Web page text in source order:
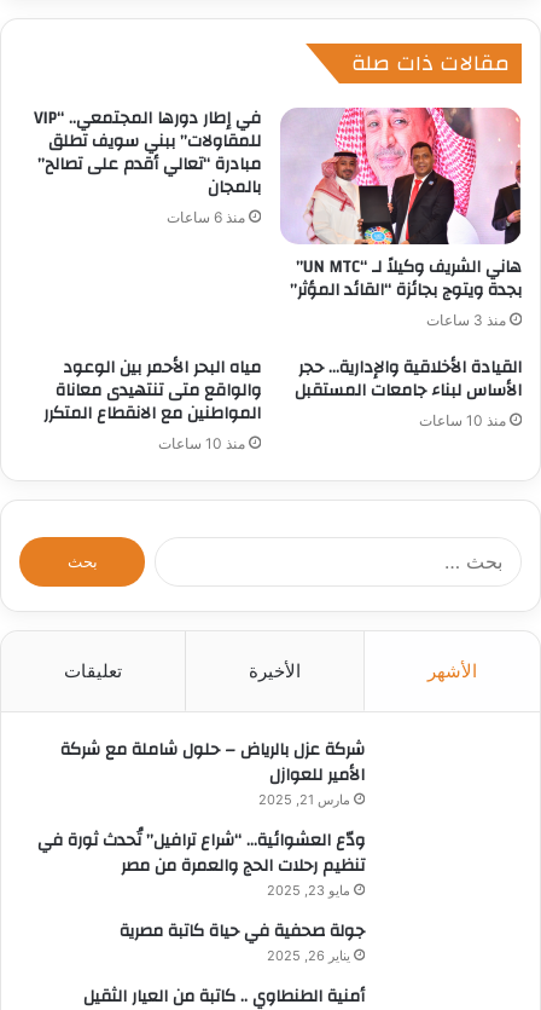
مقالات ذات صلة
هاني الشريف وكيلاً لـ “UN MTC”
بجدة ويتوج بجائزة “القائد المؤثر”
منذ 3 ساعات
في إطار دورها المجتمعي.. “VIP
للمقاولات” ببني سويف تطلق
مبادرة “تعالي أقدم على تصالح”
بالمجان
منذ 6 ساعات
القيادة الأخلاقية والإدارية… حجر
الأساس لبناء جامعات المستقبل
منذ 10 ساعات
مياه البحر الأحمر بين الوعود
والواقع متى تنتهيدى معاناة
المواطنين مع الانقطاع المتكرر
منذ 10 ساعات
الأشهر الأخيرة تعليقات
شركة عزل بالرياض – حلول شاملة مع شركة
الأمير للعوازل
مارس 21, 2025
ودّع العشوائية… “شراع ترافيل” تُحدث ثورة في
تنظيم رحلات الحج والعمرة من مصر
مايو 23, 2025
جولة صحفية في حياة كاتبة مصرية
يناير 26, 2025
أمنية الطنطاوي .. كاتبة من العيار الثقيل